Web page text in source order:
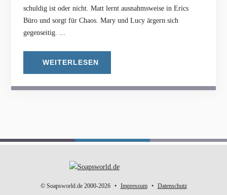
schuldig ist oder nicht. Matt lernt ausnahmsweise in Erics
Büro und sorgt für Chaos. Mary und Lucy ärgern sich
gegenseitig. ...
WEITERLESEN
© Soapsworld.de 2000-2026 Impressum Datenschutz